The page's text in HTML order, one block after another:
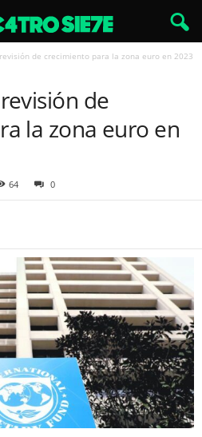
de crecimiento para la zona euro en 2023
de
la zona euro en
64 0